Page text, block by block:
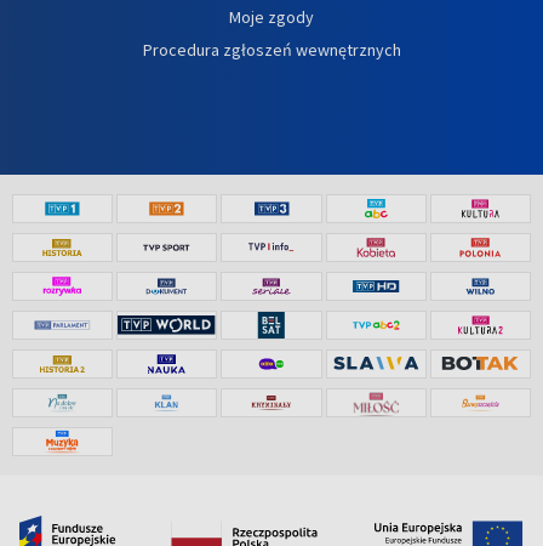
Moje zgody
Procedura zgłoszeń wewnętrznych